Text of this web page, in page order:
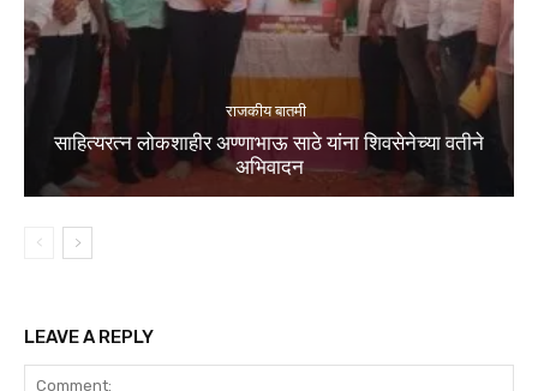
राजकीय बातमी
साहित्यरत्न लोकशाहीर अण्णाभाऊ साठे यांना शिवसेनेच्या वतीने
अभिवादन
LEAVE A REPLY